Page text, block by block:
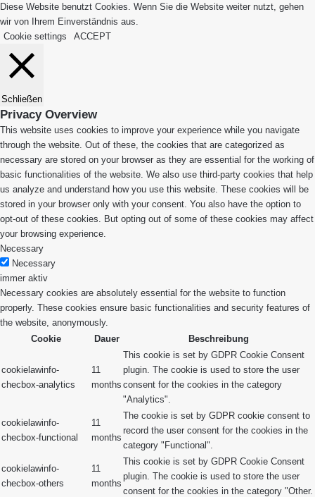
Diese Website benutzt Cookies. Wenn Sie die Website weiter nutzt, gehen
wir von Ihrem Einverständnis aus.
Cookie settings
ACCEPT
Schließen
Privacy Overview
This website uses cookies to improve your experience while you navigate
through the website. Out of these, the cookies that are categorized as
necessary are stored on your browser as they are essential for the working of
basic functionalities of the website. We also use third-party cookies that help
us analyze and understand how you use this website. These cookies will be
stored in your browser only with your consent. You also have the option to
opt-out of these cookies. But opting out of some of these cookies may affect
your browsing experience.
Necessary
Necessary
immer aktiv
Necessary cookies are absolutely essential for the website to function
properly. These cookies ensure basic functionalities and security features of
the website, anonymously.
Cookie
Dauer Beschreibung
cookielawinfo-
checbox-analytics
11
months
This cookie is set by GDPR Cookie Consent
plugin. The cookie is used to store the user
consent for the cookies in the category
"Analytics".
cookielawinfo-
checbox-functional
11
months
The cookie is set by GDPR cookie consent to
record the user consent for the cookies in the
category "Functional".
cookielawinfo-
checbox-others
11
months
This cookie is set by GDPR Cookie Consent
plugin. The cookie is used to store the user
consent for the cookies in the category "Other.